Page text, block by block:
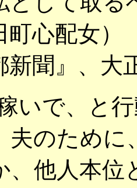
町心配女）
新聞』、
いで、と
夫のために
、他人本